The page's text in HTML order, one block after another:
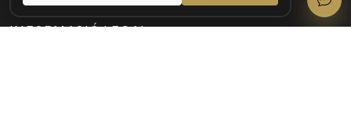
INFORMACIÓ LEGAL